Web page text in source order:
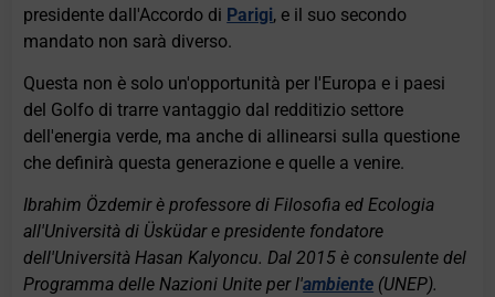
presidente dall'Accordo di Parigi, e il suo secondo
mandato non sarà diverso.
Questa non è solo un'opportunità per l'Europa e i paesi
del Golfo di trarre vantaggio dal redditizio settore
dell'energia verde, ma anche di allinearsi sulla questione
che definirà questa generazione e quelle a venire.
Ibrahim Özdemir è professore di Filosofia ed Ecologia
all'Università di Üsküdar e presidente fondatore
dell'Università Hasan Kalyoncu. Dal 2015 è consulente del
Programma delle Nazioni Unite per l'ambiente (UNEP).